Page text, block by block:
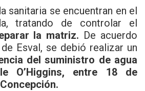
sanitaria se encuentran en el
tratando de controlar el
la matriz. De acuerdo
Esval, se debió realizar un
del suministro de agua
O’Higgins, entre 18 de